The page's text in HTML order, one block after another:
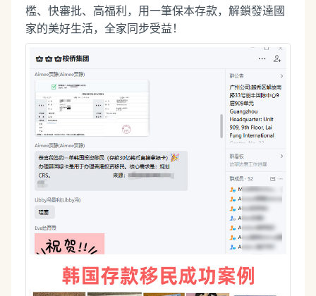
檻、快審批、高福利，用一筆保本存款，解鎖發達國
家的美好生活，全家同步受益！